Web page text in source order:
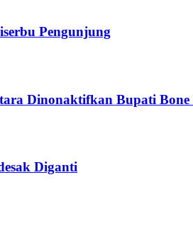
Pengunjung
Dinonaktifkan Bupati Bone
Diganti